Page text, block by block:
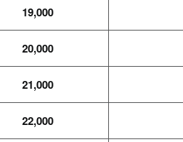
19,000
20,000
21,000
22,000